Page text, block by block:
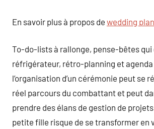
En savoir plus à propos de wedding
To-do-lists à rallonge, pense-bêtes qui
réfrigérateur, rétro-planning et agenda
l’organisation d’un cérémonie peut se
réel parcours du combattant et peut
prendre des élans de gestion de
petite fille risque de se transformer en